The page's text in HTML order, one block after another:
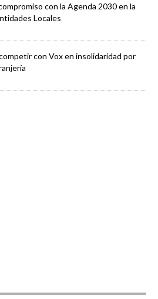
con la Agenda 2030 en la
Locales
con Vox en insolidaridad por